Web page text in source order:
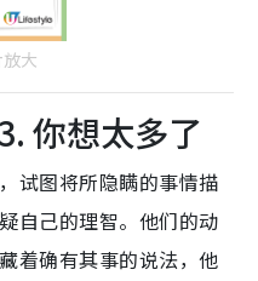
大
你想太多了
试图将所隐瞒的事情描
自己的理智。他们的动
着确有其事的说法，他